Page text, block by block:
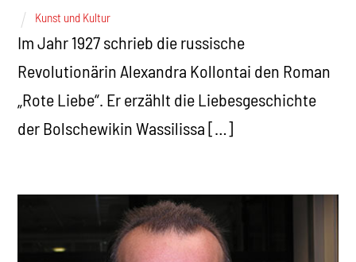
Kunst und Kultur
Im Jahr 1927 schrieb die russische
Revolutionärin Alexandra Kollontai den Roman
„Rote Liebe“. Er erzählt die Liebesgeschichte
der Bolschewikin Wassilissa […]